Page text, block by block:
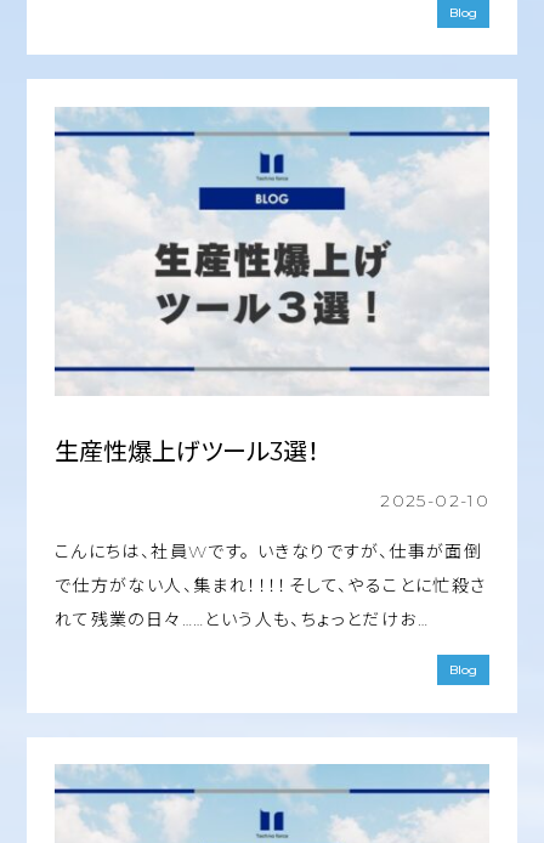
Blog
生産性爆上げツール3選！
2025-02-10
こんにちは、社員Wです。 いきなりですが、仕事が面倒
で仕方がない人、集まれ！！！！そして、やることに忙殺さ
れて残業の日々……という人も、ちょっとだけお…
Blog